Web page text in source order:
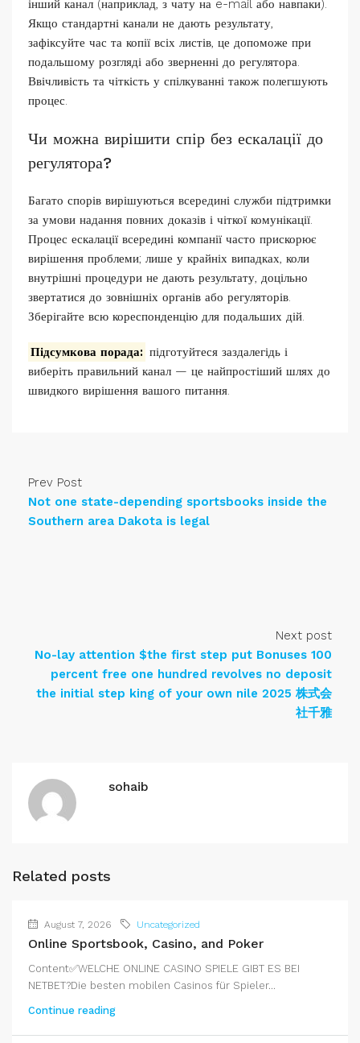
інший канал (наприклад, з чату на e-mail або навпаки).
Якщо стандартні канали не дають результату,
зафіксуйте час та копії всіх листів, це допоможе при
подальшому розгляді або зверненні до регулятора.
Ввічливість та чіткість у спілкуванні також полегшують
процес.
Чи можна вирішити спір без ескалації до
регулятора?
Багато спорів вирішуються всередині служби підтримки
за умови надання повних доказів і чіткої комунікації.
Процес ескалації всередині компанії часто прискорює
вирішення проблеми; лише у крайніх випадках, коли
внутрішні процедури не дають результату, доцільно
звертатися до зовнішніх органів або регуляторів.
Зберігайте всю кореспонденцію для подальших дій.
Підсумкова порада: підготуйтеся заздалегідь і
виберіть правильний канал — це найпростіший шлях до
швидкого вирішення вашого питання.
Prev Post
Not one state-depending sportsbooks inside the
Southern area Dakota is legal
Next post
No-lay attention $the first step put Bonuses 100
percent free one hundred revolves no deposit
the initial step king of your own nile 2025 株式会
社千雅
sohaib
Related posts
August 7, 2026 Uncategorized
Online Sportsbook, Casino, and Poker
Content✅WELCHE ONLINE CASINO SPIELE GIBT ES BEI
NETBET?Die besten mobilen Casinos für Spieler...
Continue reading